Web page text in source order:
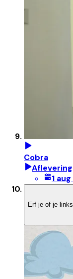
Cobra
Aflevering
1
Erf je of je